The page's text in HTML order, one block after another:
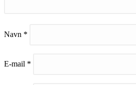
Navn *
E-mail *